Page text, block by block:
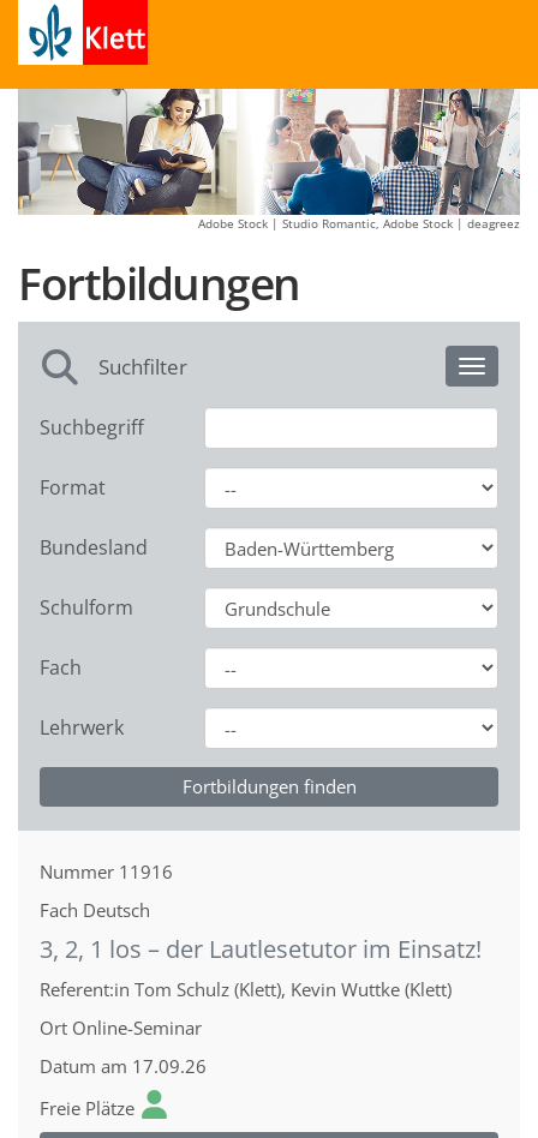
Adobe Stock | Studio Romantic, Adobe Stock | deagreez
Fortbildungen
Toggle
Suchfilter
Suchbegriff
Format
Bundesland
Schulform
Fach
Lehrwerk
Nummer 11916
Fach Deutsch
3, 2, 1 los – der Lautlesetutor im Einsatz!
Referent:in Tom Schulz (Klett), Kevin Wuttke (Klett)
Ort Online-Seminar
Datum am 17.09.26
Freie Plätze